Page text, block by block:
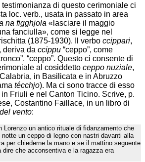
testimonianza di questo cerimoniale ci
loc. verb., usata in passato in area
na figghjola «lasciare il maggio
fanciulla», come si legge nel
(1875-1930). Il verbo ccippari,
, deriva da ccippu “ceppo”, come
“ceppo”. Questo ci consente di
al cosiddetto ceppo nuziale,
in Basilicata e in Abruzzo
técchjo). Ma ci sono tracce di esso
Friuli e nel Canton Ticino. Scrive, p.
Costantino Faillace, in un libro di
vento:
Lorenzo un antico rituale di fidanzamento che
un ceppo di legno con nastri davanti alla
per chiederne la mano e se il mattino seguente
dire che acconsentiva e la ragazza era